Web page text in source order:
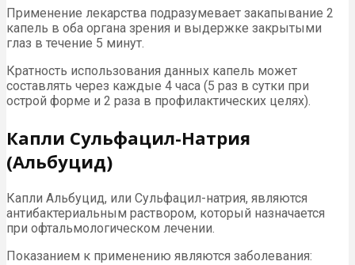
Применение лекарства подразумевает закапывание 2
капель в оба органа зрения и выдержке закрытыми
глаз в течение 5 минут.
Кратность использования данных капель может
составлять через каждые 4 часа (5 раз в сутки при
острой форме и 2 раза в профилактических целях).
Капли Сульфацил-Натрия
(Альбуцид)
Капли Альбуцид, или Сульфацил-натрия, являются
антибактериальным раствором, который назначается
при офтальмологическом лечении.
Показанием к применению являются заболевания: